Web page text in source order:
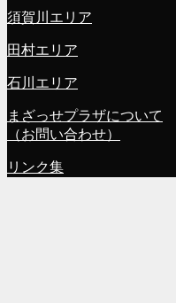
須賀川エリア
田村エリア
石川エリア
まざっせプラザについて
（お問い合わせ）
リンク集